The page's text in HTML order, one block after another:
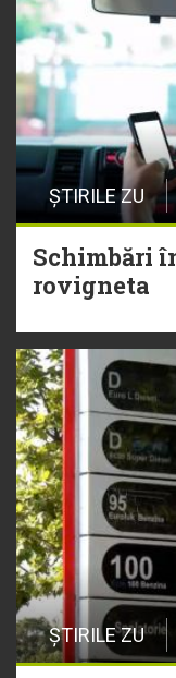
ȘTIRILE ZU
Schimbări
rovigneta
ȘTIRILE ZU